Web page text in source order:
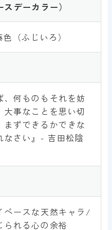
スデーカラー）
（ふじいろ）
、何ものもそれを妨
事なことを思い切
まずできるかできな
なさい』- 吉田松陰
ペースな天然キャラ/
れる心の余裕